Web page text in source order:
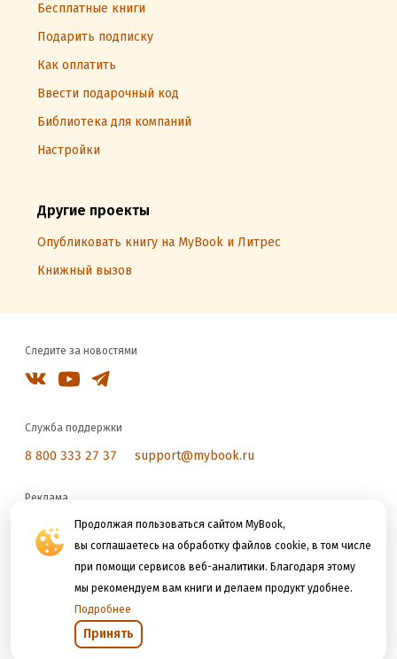
Продолжая пользоваться сайтом MyBook,
вы соглашаетесь на обработку файлов cookie, в том числе
при помощи сервисов веб-аналитики. Благодаря этому
мы рекомендуем вам книги и делаем продукт удобнее.
Подробнее
Принять
Бесплатные книги
Подарить подписку
Как оплатить
Ввести подарочный код
Библиотека для компаний
Настройки
Другие проекты
Опубликовать книгу на MyBook и Литрес
Книжный вызов
Следите за новостями
Служба поддержки
8 800 333 27 37 support@mybook.ru
Реклама
reklama@litres.ru
Мы принимаем к оплате
Открыть в приложении